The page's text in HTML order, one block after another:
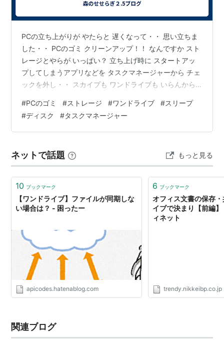
PCの立ち上がりが やたらと 遅くなって・・ 思い立ちま
した・・ PCのゴミ クリーンアップ！！ なんですか スト
レージとやらが いっぱい？ 立ち上げ時に スタートアッ
プしてしまうアプリなどを タスクマネージャーから チェ
ックを外し・・ スカイプも ワンドライブも いらんから
ァイル っていうのも まぁ 多いこと！！ たっぷり 削除の
時間がかかりました・・ 他の片づけ仕事をやりながらじ
ゃないと 待ってらんない 思えば、 うちのWindows１０
ときは こまめに”最適化”してたけど…
#PCのゴミ #ストレージ #ワンドライブ #スリープ
#ディスク #タスクマネージャー
ネットで話題 もっと見る
10 ブックマーク
【ワンドライブ】ファイルが同期しな
い場合は？ - 困ったー
apicodes.hatenablog.com
6 ブックマーク
オフィス文書の保存
イブで決まり【前編
ィネット
trendy.nikkeibp.co.jp
関連ブログ